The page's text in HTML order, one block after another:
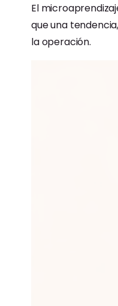
El
que una
la operación.